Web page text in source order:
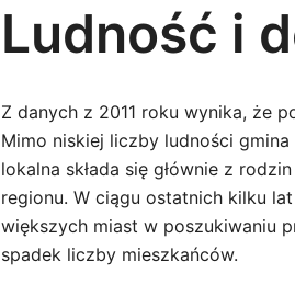
Ludność i
Z danych z 2011 roku wynika, że
Mimo niskiej liczby ludności gmina
lokalna składa się głównie z
regionu. W ciągu ostatnich kilku
większych miast w poszukiwaniu
spadek liczby mieszkańców.